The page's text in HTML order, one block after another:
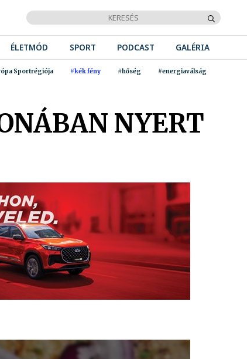
ÉLETMÓD SPORT PODCAST GALÉRIA
Sportrégiója #kék fény #hőség #energiaválság
NYERT